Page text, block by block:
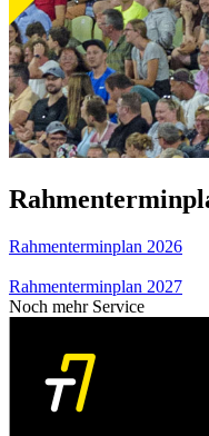
Rahmenterminplan 2026
Rahmenterminplan 2027
Noch mehr Service